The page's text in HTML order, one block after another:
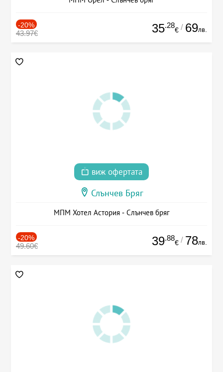
-20%
43.97€ 35.28
€ / 69лв.
виж офертата
Слънчев Бряг
МПМ Хотел Астория - Слънчев бряг
-20%
49.60€ 39.88
€ / 78лв.